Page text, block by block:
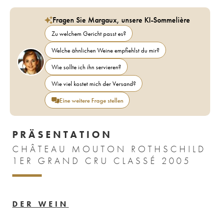
Fragen Sie Margaux, unsere KI-Sommelière
Zu welchem Gericht passt es?
Welche ähnlichen Weine empfiehlst du mir?
Wie sollte ich ihn servieren?
Wie viel kostet mich der Versand?
Eine weitere Frage stellen
PRÄSENTATION
CHÂTEAU MOUTON ROTHSCHILD
1ER GRAND CRU CLASSÉ 2005
DER WEIN